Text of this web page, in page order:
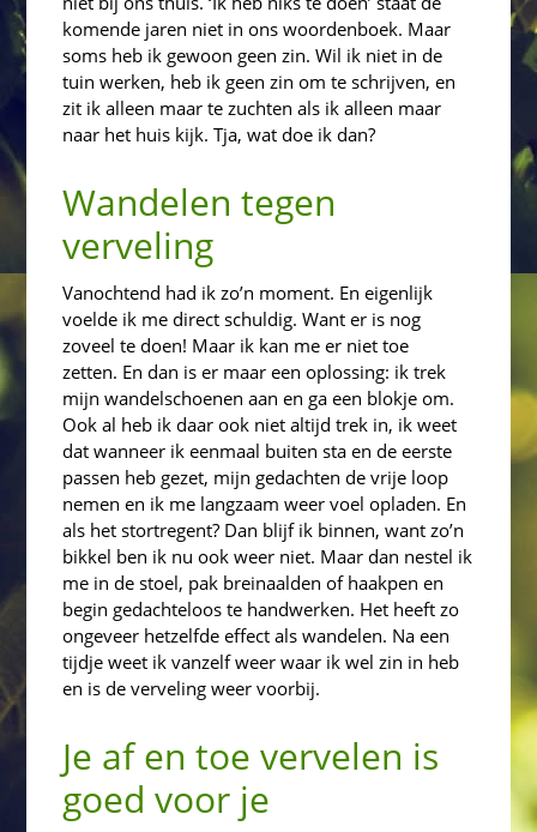
komende jaren niet in ons woordenboek. Maar
soms heb ik gewoon geen zin. Wil ik niet in de
tuin werken, heb ik geen zin om te schrijven, en
zit ik alleen maar te zuchten als ik alleen maar
naar het huis kijk. Tja, wat doe ik dan?
Wandelen tegen
verveling
Vanochtend had ik zo’n moment. En eigenlijk
voelde ik me direct schuldig. Want er is nog
zoveel te doen! Maar ik kan me er niet toe
zetten. En dan is er maar een oplossing: ik trek
mijn wandelschoenen aan en ga een blokje om.
Ook al heb ik daar ook niet altijd trek in, ik weet
dat wanneer ik eenmaal buiten sta en de eerste
passen heb gezet, mijn gedachten de vrije loop
nemen en ik me langzaam weer voel opladen. En
als het stortregent? Dan blijf ik binnen, want zo’n
bikkel ben ik nu ook weer niet. Maar dan nestel ik
me in de stoel, pak breinaalden of haakpen en
begin gedachteloos te handwerken. Het heeft zo
ongeveer hetzelfde effect als wandelen. Na een
tijdje weet ik vanzelf weer waar ik wel zin in heb
en is de verveling weer voorbij.
Je af en toe vervelen is
goed voor je